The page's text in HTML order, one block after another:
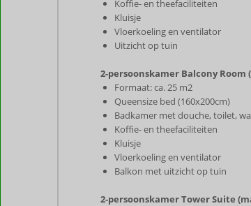
Koffie- en theefaciliteiten
Kluisje
Vloerkoeling en ventilator
Uitzicht op tuin
2-persoonskamer Balcony Room
Formaat: ca. 25 m2
Queensize bed (160x200cm)
Badkamer met douche, toilet,
Koffie- en theefaciliteiten
Kluisje
Vloerkoeling en ventilator
Balkon met uitzicht op tuin
2-persoonskamer Tower Suite